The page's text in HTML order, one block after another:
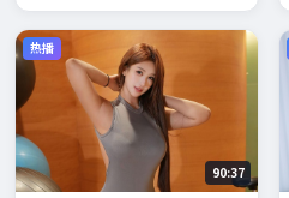
热播
90:37